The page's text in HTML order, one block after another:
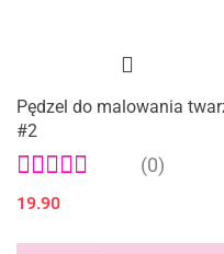
Pędzel do malowania
#2
(0)
19.90